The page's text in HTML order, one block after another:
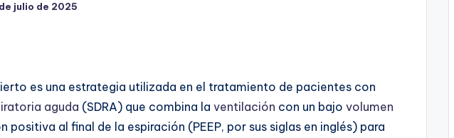
julio de 2025
es una estrategia utilizada en el tratamiento de pacientes con
aguda (SDRA) que combina la ventilación con un bajo volumen
positiva al final de la espiración (PEEP, por sus siglas en inglés) para